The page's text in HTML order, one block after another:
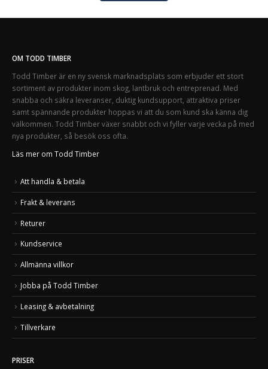
OM TODD TIMBER
Todd Timber är en ny svensk marknadsplats som erbjuder ett stort
sortiment av produkter inom skog, lantbruk och entreprenad. Med
snabba och säkra leveranser, duktig kundsupport, attraktiva priser
samt spännande produkter hoppas vi att du som kund ska känna dig
välkommen. Todd Timber växer snabbt och vi fyller varje vecka på med
nya produkter, så besök oss ofta.
Läs mer om Todd Timber
Att handla & betala
Frakt & leverans
Returer
Kundservice
Allmänna villkor
Jobba på Todd Timber
Leasing & avbetalning
Tillverkare
PRISER